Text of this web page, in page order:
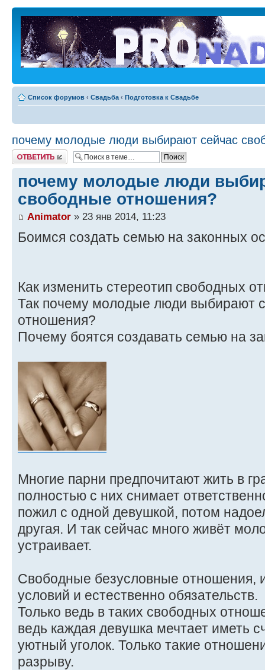
Список форумов ‹ Свадьба ‹ Подготовка к Свадьбе
почему молодые люди выбирают сейчас
Ответить
почему молодые люди
свободные отношения?
Animator » 23 янв 2014, 11:23
Боимся создать семью на законных
Как изменить стереотип свободных
Так почему молодые люди выбирают
отношения?
Почему боятся создавать семью на
Многие парни предпочитают жить в
полностью с них снимает
пожил с одной девушкой, потом
другая. И так сейчас много живёт
устраивает.
Свободные безусловные отношения,
условий и естественно обязательств.
Только ведь в таких свободных
ведь каждая девушка мечтает иметь
уютный уголок. Только такие
разрыву.